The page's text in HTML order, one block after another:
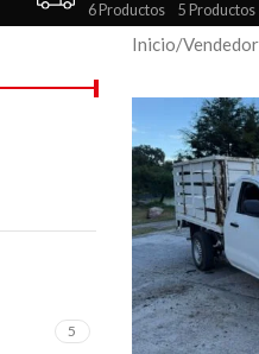
6 Productos 5 Productos
5
Inicio/